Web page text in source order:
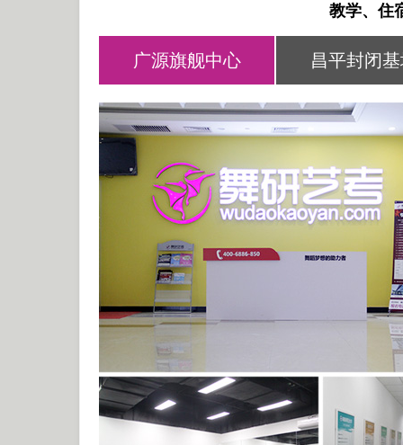
教学、住
广源旗舰中心 昌平封闭